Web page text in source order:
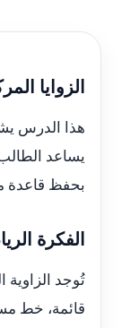
الزوايا
هذا الدرس
يساعد
بحفظ قاعدة
الفكرة
تُوجد الزاوية
قائمة، خط